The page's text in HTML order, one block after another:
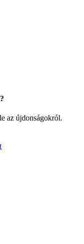
az újdonságokról.